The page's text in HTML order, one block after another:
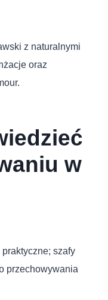
z naturalnymi
oraz
w
szafy
przechowywania